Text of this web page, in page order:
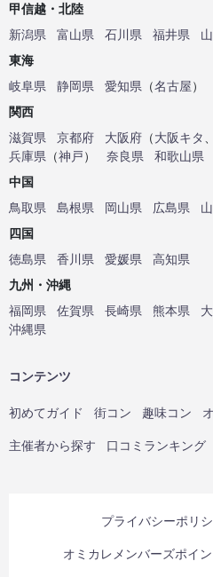
甲信越・北陸
新潟県
富山県 石川県 福井県
東海
岐阜県
静岡県 愛知県 （名古屋）
関西
滋賀県
京都府 大阪府 （大阪キタ
兵庫県 （神戸） 奈良県
和歌山県
中国
鳥取県
島根県 岡山県 広島県
四国
徳島県
香川県 愛媛県
高知県
九州・沖縄
福岡県
佐賀県 長崎県 熊本県
沖縄県
コンテンツ
初めてガイド 街コン 趣味コン
主催者から探す 口コミランキング
プライバシーポリ
オミカレメンバーズポイ